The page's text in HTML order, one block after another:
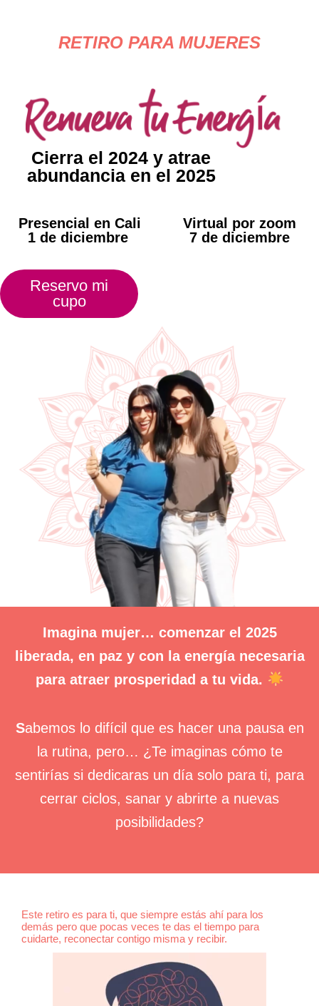
RETIRO PARA MUJERES
Cierra el 2024 y atrae
abundancia en el 2025
Presencial en Cali
1 de diciembre
Virtual por zoom
7 de diciembre
Reservo mi
cupo
Imagina mujer… comenzar el 2025
liberada, en paz y con la energía necesaria
para atraer prosperidad a tu vida.
Sabemos lo difícil que es hacer una pausa en
la rutina, pero… ¿Te imaginas cómo te
sentirías si dedicaras un día solo para ti, para
cerrar ciclos, sanar y abrirte a nuevas
posibilidades?
Este retiro es para ti, que siempre estás ahí para los
demás pero que pocas veces te das el tiempo para
cuidarte, reconectar contigo misma y recibir.